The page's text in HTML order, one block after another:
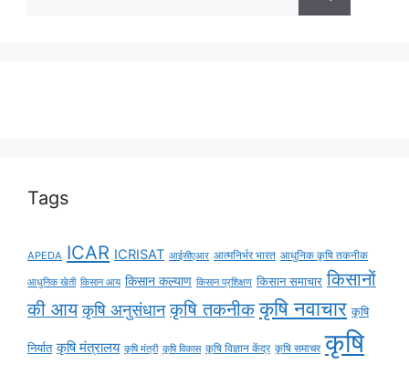
Tags
APEDA ICAR ICRISAT आईसीएआर आत्मनिर्भर भारत आधुनिक कृषि तकनीक
आधुनिक खेती किसान आय किसान कल्याण किसान प्रशिक्षण किसान समाचार किसानों
की आय कृषि अनुसंधान कृषि तकनीक कृषि नवाचार कृषि
निर्यात कृषि मंत्रालय कृषि मंत्री कृषि विकास कृषि विज्ञान केंद्र कृषि समाचर कृषि